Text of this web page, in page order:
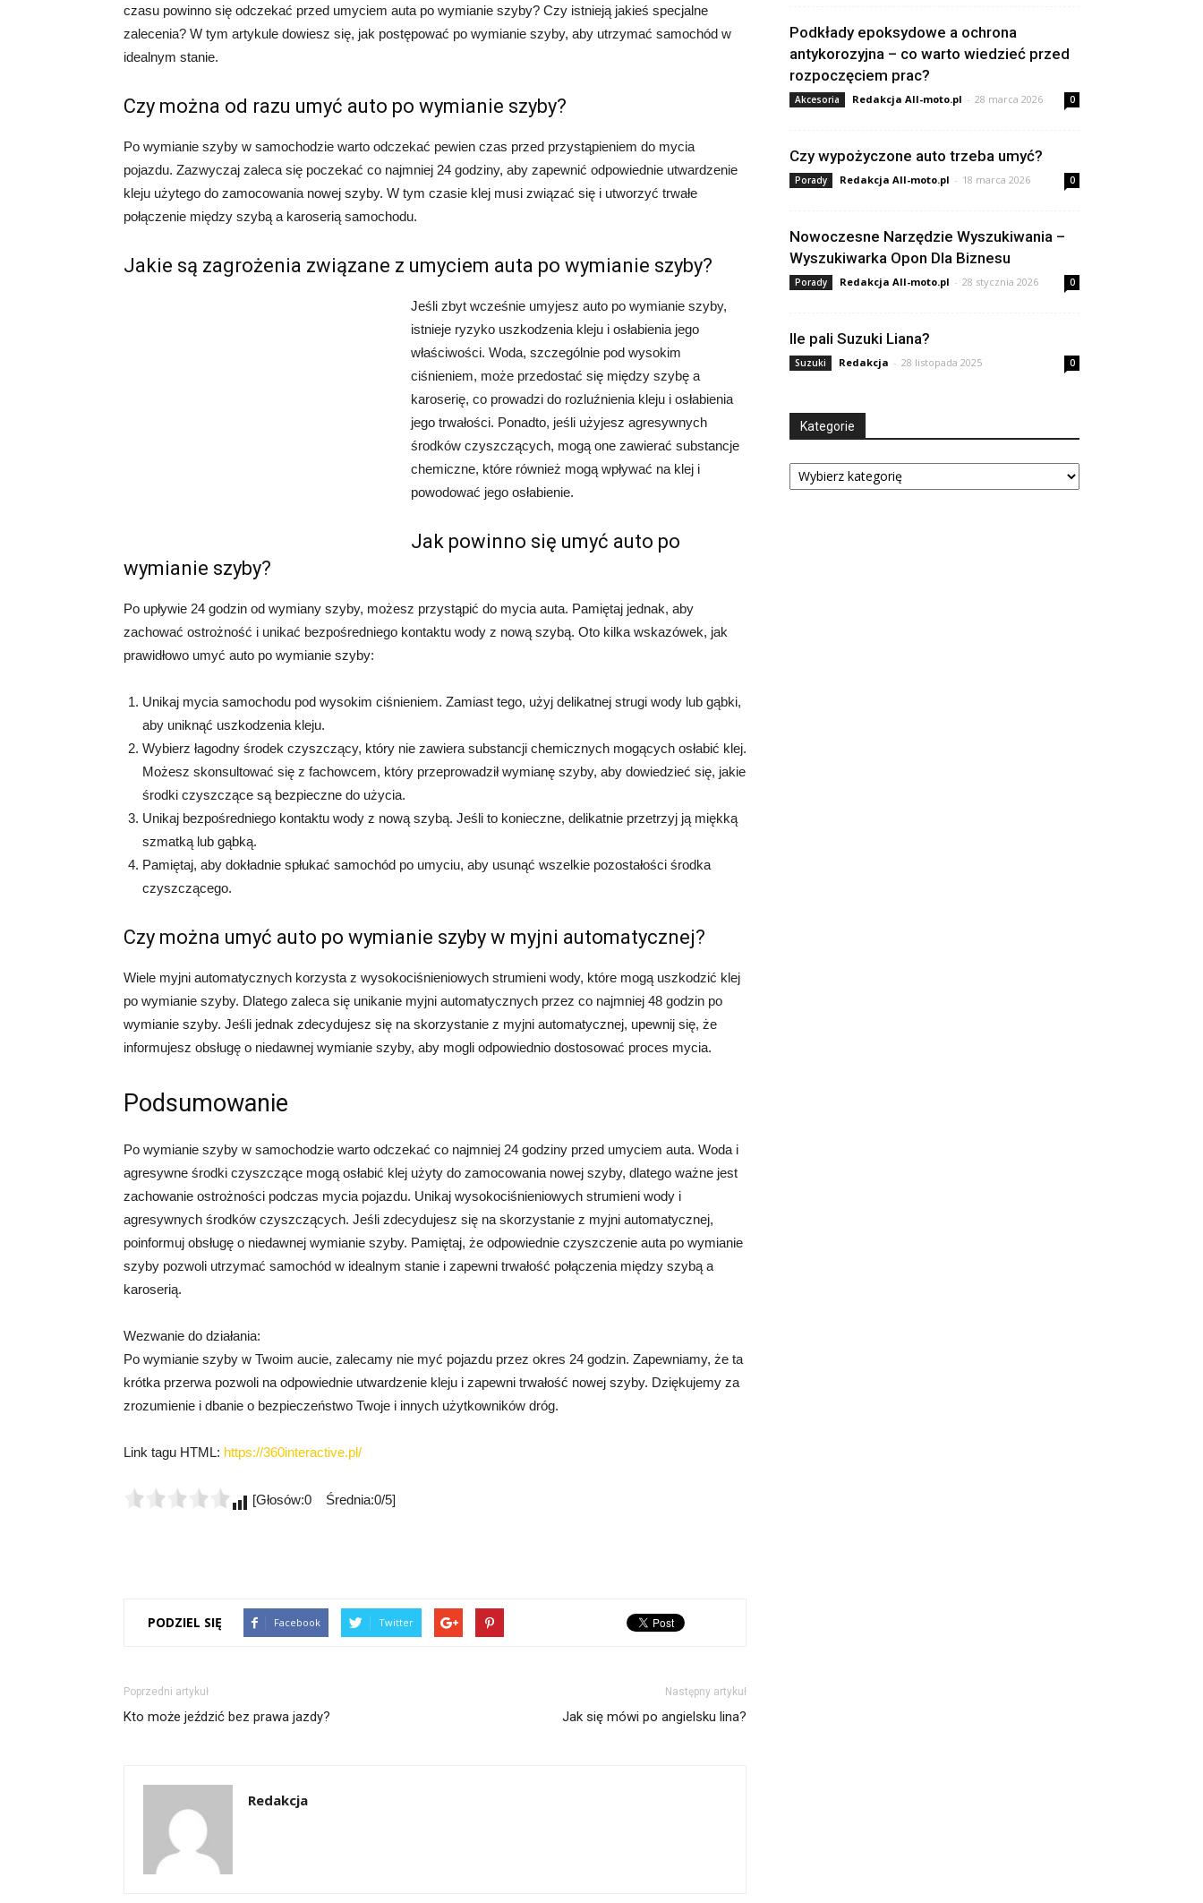
czasu powinno się odczekać przed umyciem auta po wymianie szyby? Czy istnieją jakieś specjalne
zalecenia? W tym artykule dowiesz się, jak postępować po wymianie szyby, aby utrzymać samochód w
idealnym stanie.
Czy można od razu umyć auto po wymianie szyby?
Po wymianie szyby w samochodzie warto odczekać pewien czas przed przystąpieniem do mycia
pojazdu. Zazwyczaj zaleca się poczekać co najmniej 24 godziny, aby zapewnić odpowiednie utwardzenie
kleju użytego do zamocowania nowej szyby. W tym czasie klej musi związać się i utworzyć trwałe
połączenie między szybą a karoserią samochodu.
Jakie są zagrożenia związane z umyciem auta po wymianie szyby?
Jeśli zbyt wcześnie umyjesz auto po wymianie szyby,
istnieje ryzyko uszkodzenia kleju i osłabienia jego
właściwości. Woda, szczególnie pod wysokim
ciśnieniem, może przedostać się między szybę a
karoserię, co prowadzi do rozluźnienia kleju i osłabienia
jego trwałości. Ponadto, jeśli użyjesz agresywnych
środków czyszczących, mogą one zawierać substancje
chemiczne, które również mogą wpływać na klej i
powodować jego osłabienie.
Jak powinno się umyć auto po
wymianie szyby?
Po upływie 24 godzin od wymiany szyby, możesz przystąpić do mycia auta. Pamiętaj jednak, aby
zachować ostrożność i unikać bezpośredniego kontaktu wody z nową szybą. Oto kilka wskazówek, jak
prawidłowo umyć auto po wymianie szyby:
Unikaj mycia samochodu pod wysokim ciśnieniem. Zamiast tego, użyj delikatnej strugi wody lub gąbki,
aby uniknąć uszkodzenia kleju.
Wybierz łagodny środek czyszczący, który nie zawiera substancji chemicznych mogących osłabić klej.
Możesz skonsultować się z fachowcem, który przeprowadził wymianę szyby, aby dowiedzieć się, jakie
środki czyszczące są bezpieczne do użycia.
Unikaj bezpośredniego kontaktu wody z nową szybą. Jeśli to konieczne, delikatnie przetrzyj ją miękką
szmatką lub gąbką.
Pamiętaj, aby dokładnie spłukać samochód po umyciu, aby usunąć wszelkie pozostałości środka
czyszczącego.
Czy można umyć auto po wymianie szyby w myjni automatycznej?
Wiele myjni automatycznych korzysta z wysokociśnieniowych strumieni wody, które mogą uszkodzić klej
po wymianie szyby. Dlatego zaleca się unikanie myjni automatycznych przez co najmniej 48 godzin po
wymianie szyby. Jeśli jednak zdecydujesz się na skorzystanie z myjni automatycznej, upewnij się, że
informujesz obsługę o niedawnej wymianie szyby, aby mogli odpowiednio dostosować proces mycia.
Podsumowanie
Po wymianie szyby w samochodzie warto odczekać co najmniej 24 godziny przed umyciem auta. Woda i
agresywne środki czyszczące mogą osłabić klej użyty do zamocowania nowej szyby, dlatego ważne jest
zachowanie ostrożności podczas mycia pojazdu. Unikaj wysokociśnieniowych strumieni wody i
agresywnych środków czyszczących. Jeśli zdecydujesz się na skorzystanie z myjni automatycznej,
poinformuj obsługę o niedawnej wymianie szyby. Pamiętaj, że odpowiednie czyszczenie auta po wymianie
szyby pozwoli utrzymać samochód w idealnym stanie i zapewni trwałość połączenia między szybą a
karoserią.
Wezwanie do działania:
Po wymianie szyby w Twoim aucie, zalecamy nie myć pojazdu przez okres 24 godzin. Zapewniamy, że ta
krótka przerwa pozwoli na odpowiednie utwardzenie kleju i zapewni trwałość nowej szyby. Dziękujemy za
zrozumienie i dbanie o bezpieczeństwo Twoje i innych użytkowników dróg.
Link tagu HTML: https://360interactive.pl/
[Głosów:0 Średnia:0/5]
PODZIEL SIĘ Facebook Twitter
Poprzedni artykuł
Kto może jeździć bez prawa jazdy?
Następny artykuł
Jak się mówi po angielsku lina?
Redakcja
Podkłady epoksydowe a ochrona
antykorozyjna – co warto wiedzieć przed
rozpoczęciem prac?
Akcesoria Redakcja All-moto.pl - 28 marca 2026 0
Czy wypożyczone auto trzeba umyć?
Porady Redakcja All-moto.pl - 18 marca 2026 0
Nowoczesne Narzędzie Wyszukiwania –
Wyszukiwarka Opon Dla Biznesu
Porady Redakcja All-moto.pl - 28 stycznia 2026 0
Ile pali Suzuki Liana?
Suzuki Redakcja - 28 listopada 2025 0
Kategorie
Kategorie